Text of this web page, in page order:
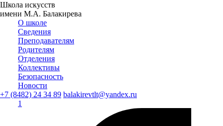
Школа искусств
имени М.А. Балакирева
О школе
Сведения
Преподавателям
Родителям
Отделения
Коллективы
Безопасность
Новости
+7 (8482) 24 34 89 balakirevtlt@yandex.ru
1